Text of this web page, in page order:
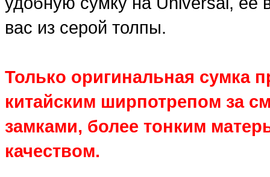
вас из серой толпы.
Только оригинальная сумка
китайским ширпотрепом за
замками, более тонким
качеством.